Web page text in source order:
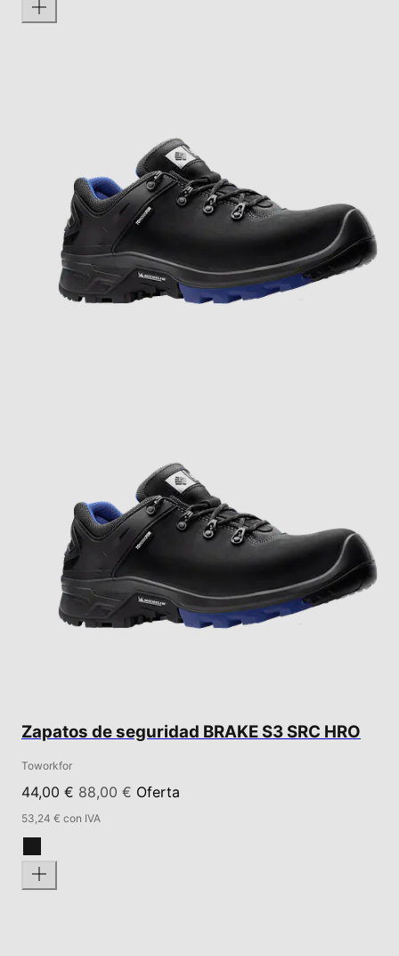
Zapatos de seguridad BRAKE S3 SRC HRO
Toworkfor
44,00 € 88,00 € Oferta
53,24 € con IVA